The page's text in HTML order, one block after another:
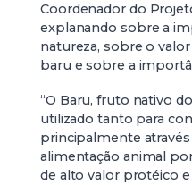
Coordenador do
explanando sobre a
natureza, sobre o
baru e sobre a
“O Baru, fruto nativo
utilizado tanto para
principalmente
alimentação animal
de alto valor protéico